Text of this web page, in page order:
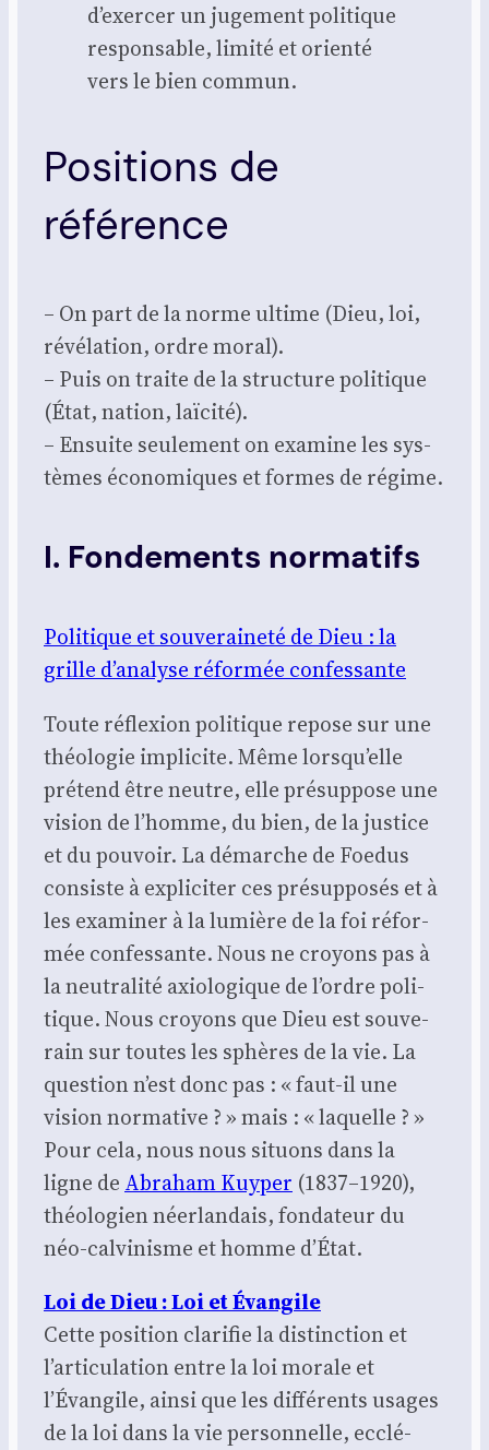
d’exercer un juge­ment poli­tique
res­pon­sable, limi­té et orien­té
vers le bien com­mun.
Positions de
référence
– On part de la norme ultime (Dieu, loi,
révé­la­tion, ordre moral).
– Puis on traite de la struc­ture poli­tique
(État, nation, laï­ci­té).
– Ensuite seule­ment on exa­mine les sys­
tèmes éco­no­miques et formes de régime.
I. Fondements normatifs
Poli­tique et sou­ve­rai­ne­té de Dieu : la
grille d’analyse réfor­mée confes­sante
Toute réflexion poli­tique repose sur une
théo­lo­gie impli­cite. Même lorsqu’elle
pré­tend être neutre, elle pré­sup­pose une
vision de l’homme, du bien, de la jus­tice
et du pou­voir. La démarche de Foe­dus
consiste à expli­ci­ter ces pré­sup­po­sés et à
les exa­mi­ner à la lumière de la foi réfor­
mée confes­sante. Nous ne croyons pas à
la neu­tra­li­té axio­lo­gique de l’ordre poli­
tique. Nous croyons que Dieu est sou­ve­
rain sur toutes les sphères de la vie. La
ques­tion n’est donc pas : « faut-il une
vision nor­ma­tive ? » mais : « laquelle ? »
Pour cela, nous nous situons dans la
ligne de Abra­ham Kuy­per (1837–1920),
théo­lo­gien néer­lan­dais, fon­da­teur du
néo-cal­vi­nisme et homme d’État.
Loi de Dieu : Loi et Évan­gile
Cette posi­tion cla­ri­fie la dis­tinc­tion et
l’articulation entre la loi morale et
l’Évangile, ain­si que les dif­fé­rents usages
de la loi dans la vie per­son­nelle, ecclé­